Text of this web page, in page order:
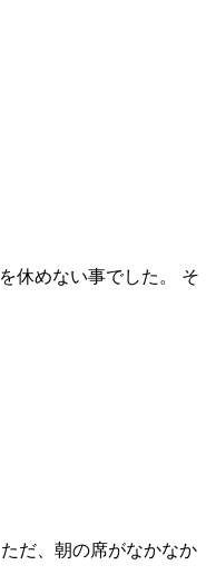
休めない事でした。 そ
だ、朝の席がなかなか